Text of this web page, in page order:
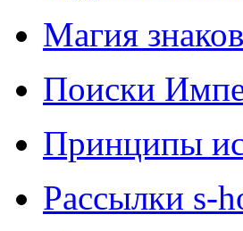
Магия знаков
Поиски
Принципы
Рассылки s-